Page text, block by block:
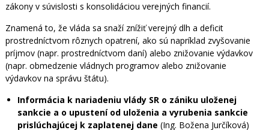
zákony v súvislosti s konsolidáciou verejných financií.
Znamená to, že vláda sa snaží znížiť verejný dlh a deficit
prostredníctvom rôznych opatrení, ako sú napríklad zvyšovanie
príjmov (napr. prostredníctvom daní) alebo znižovanie výdavkov
(napr. obmedzenie vládnych programov alebo znižovanie
výdavkov na správu štátu).
Informácia k nariadeniu vlády SR o zániku uloženej
sankcie a o upustení od uloženia a vyrubenia sankcie
prislúchajúcej k zaplatenej dane (Ing. Božena Jurčíková)